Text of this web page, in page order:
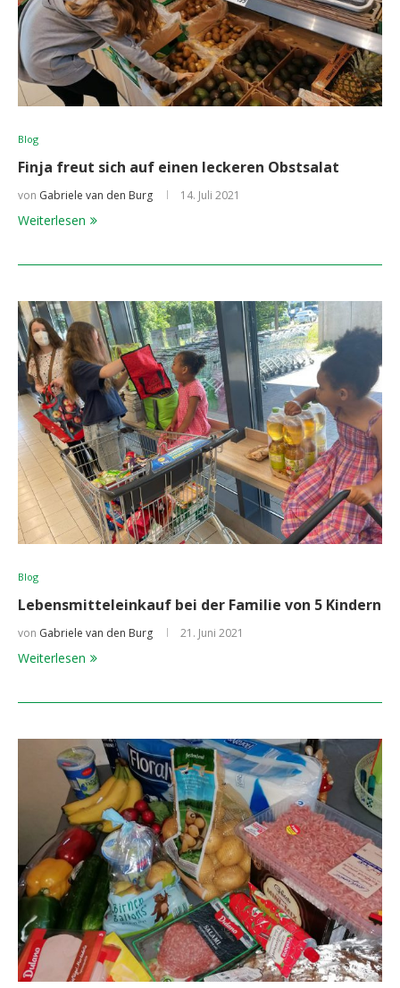
Blog
Finja freut sich auf einen leckeren Obstsalat
von Gabriele van den Burg 14. Juli 2021
Weiterlesen
Blog
Lebensmitteleinkauf bei der Familie von 5 Kindern
von Gabriele van den Burg 21. Juni 2021
Weiterlesen